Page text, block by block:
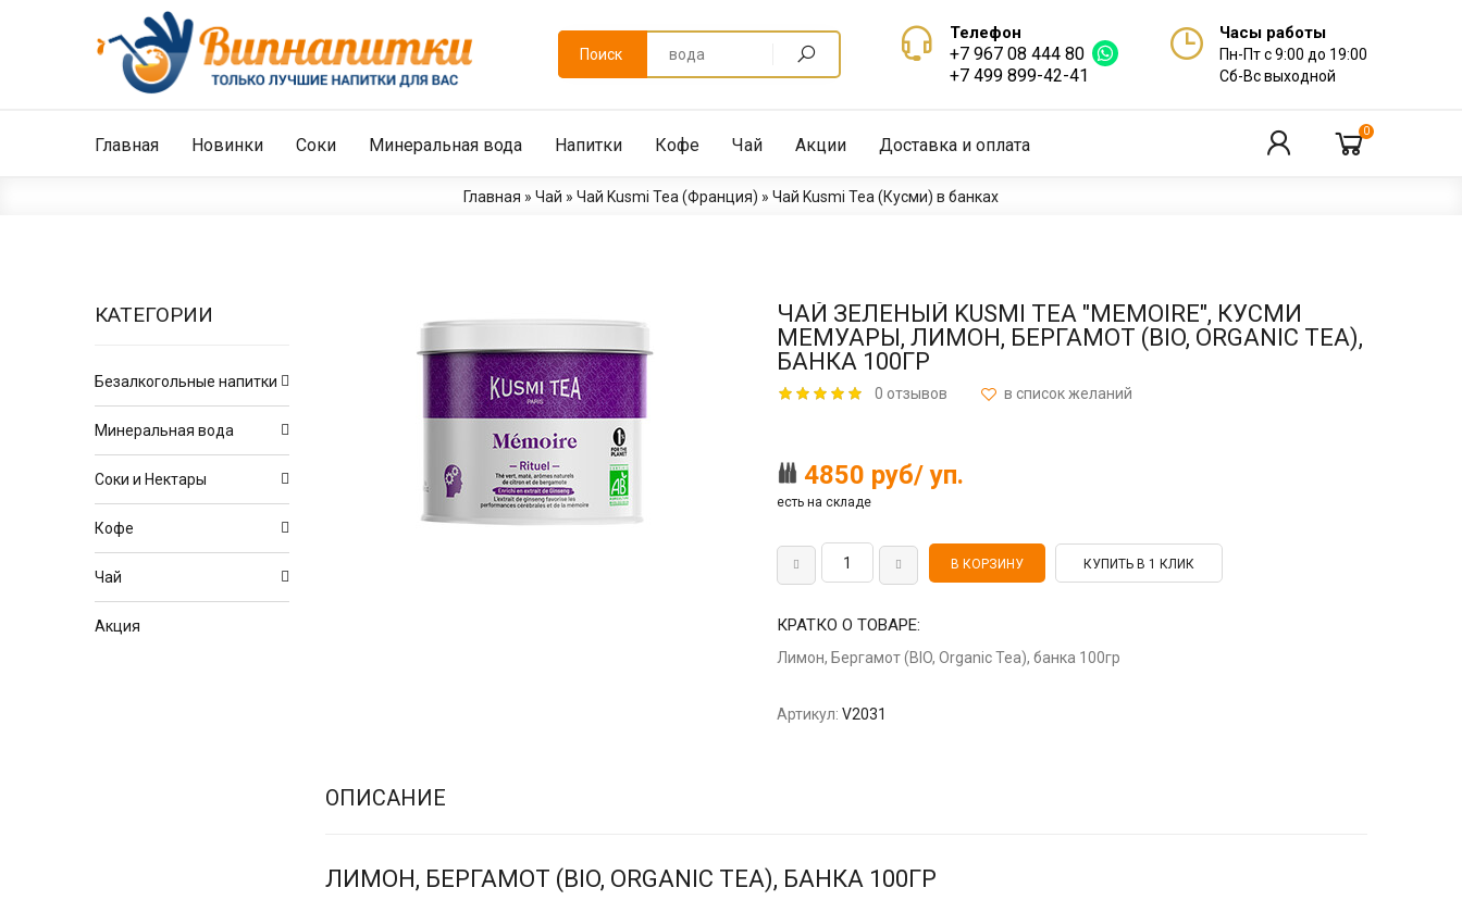
Телефон
+7 967 08 444 80
+7 499 899-42-41
Часы работы
Пн-Пт с 9:00 до 19:00
Сб-Вс выходной
Поиск
Главная Новинки Соки Минеральная вода Напитки Кофе Чай Акции Доставка и оплата
0
Главная » Чай » Чай Kusmi Tea (Франция) » Чай Kusmi Tea (Кусми) в банках
ЧАЙ ЗЕЛЕНЫЙ KUSMI TEA "MEMOIRE", КУСМИ
МЕМУАРЫ, ЛИМОН, БЕРГАМОТ (BIO, ORGANIC TEA),
БАНКА 100ГР
0 отзывов
4850 руб/ уп.
есть на складе
КУПИТЬ В 1 КЛИК
КРАТКО О ТОВАРЕ:
Лимон, Бергамот (BIO, Organic Tea), банка 100гр
Артикул: V2031
ОПИСАНИЕ
ЛИМОН, БЕРГАМОТ (BIO, ORGANIC TEA), БАНКА 100ГР
КАТЕГОРИИ
Безалкогольные напитки
Минеральная вода
Соки и Нектары
Кофе
Чай
Акция